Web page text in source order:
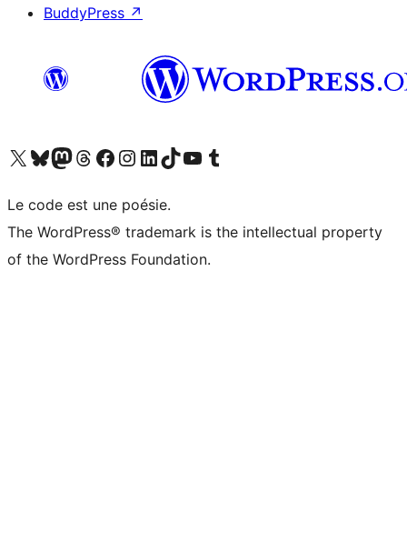
BuddyPress ↗
Visitez notre compte X (précédemment Twitter)
Visiter notre compte Bluesky
Visiter notre compte Mastodon
Visiter notre compte Threads
Consulter notre compte Facebook
Consulter notre compte Instagram
Consulter notre compte LinkedIn
Visiter notre compte TokTok
Visiter notre chaîne YouTube
Visiter notre compte Tumblr
Le code est une poésie.
The WordPress® trademark is the intellectual property
of the WordPress Foundation.